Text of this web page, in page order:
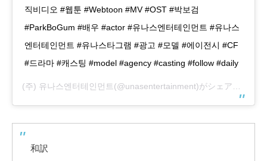
직비디오 #웹툰 #Webtoon #MV #OST #박보검
#ParkBoGum #배우 #actor #유나스엔터테인먼트 #유나스
엔터테인먼트 #유나스타그램 #광고 #모델 #에이전시 #CF
#드라마 #캐스팅 #model #agency #casting #follow #daily
(주) 유나스엔터테인먼트(@unasentertainment)がシェアした投稿 –
和訳